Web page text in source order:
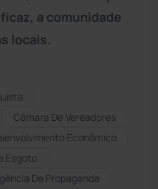
a comunidade
locais.
Câmara De Vereadores
Econômico
Esgoto
De Propaganda